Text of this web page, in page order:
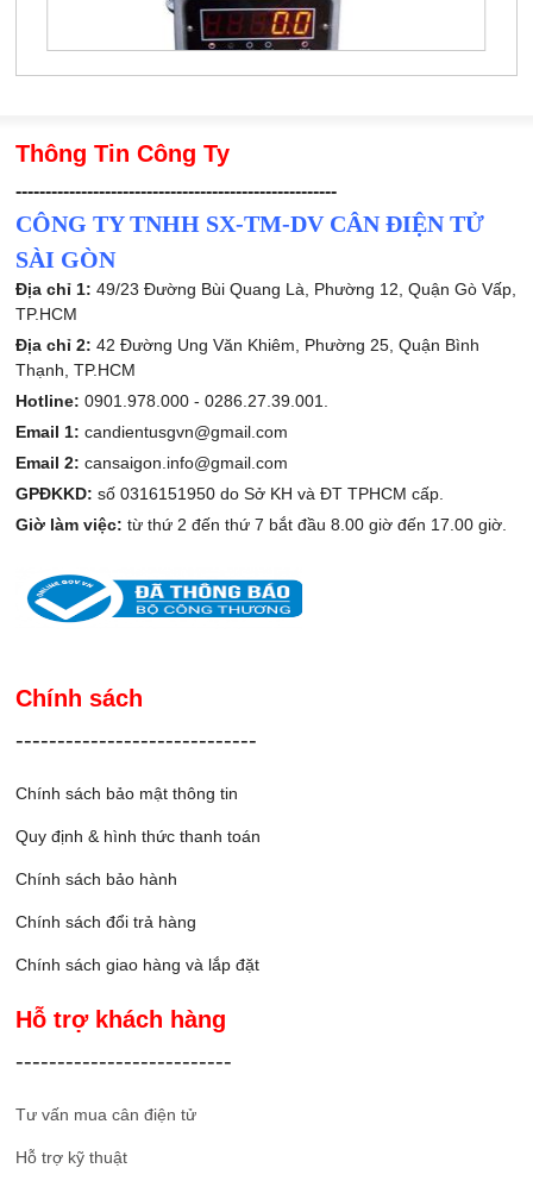
Thông Tin Công Ty
------------------------------------------------------
CÔNG TY TNHH SX-TM-DV CÂN ĐIỆN TỬ
SÀI GÒN
Địa chỉ 1: 49/23 Đường Bùi Quang Là, Phường 12, Quận Gò Vấp,
TP.HCM
Địa chỉ 2:42 Đường Ung Văn Khiêm, Phường 25, Quận Bình
Thạnh, TP.HCM
Hotline: 0901.978.000 -0286.27.39.001.
Email 1: candientusgvn@gmail.com
Email 2: cansaigon.info@gmail.com
GPĐKKD: số 0316151950 do Sở KH và ĐT TPHCM cấp.
Giờ làm việc: từ thứ 2 đến thứ 7 bắt đầu 8.00 giờ đến 17.00 giờ.
Chính sách
-----------------------------
Chính sách bảo mật thông tin
Quy định & hình thức thanh toán
Chính sách bảo hành
Chính sách đổi trả hàng
Chính sách giao hàng và lắp đặt
Hỗ trợ khách hàng
--------------------------
Tư vấn mua cân điện tử
Hỗ trợ kỹ thuật